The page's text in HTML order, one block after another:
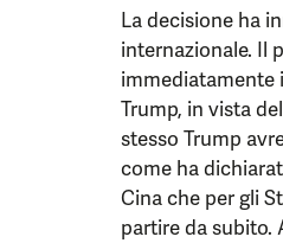
La decisione ha
internazionale. Il
immediatamente
Trump, in vista
stesso Trump
come ha
Cina che per gli
partire da subito.